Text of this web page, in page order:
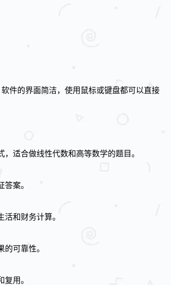
件的界面简洁，使用鼠标或键盘都可以直接
适合做线性代数和高等数学的题目。
案。
和财务计算。
可靠性。
用。